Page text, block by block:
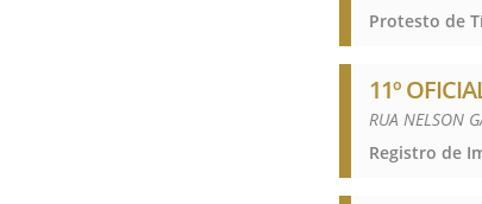
Protesto de
11º
RUA NELSON
Registro de